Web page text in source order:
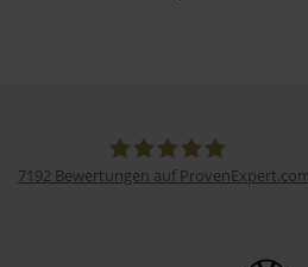
7192 Bewertungen auf